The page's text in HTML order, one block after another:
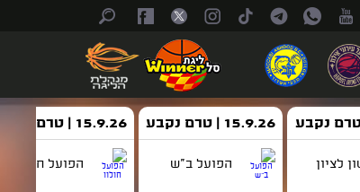
לציון
15.9.26 | טרם נקבע
הפועל ב"ש
15.9.26 | טרם נקבע
הפועל חולון